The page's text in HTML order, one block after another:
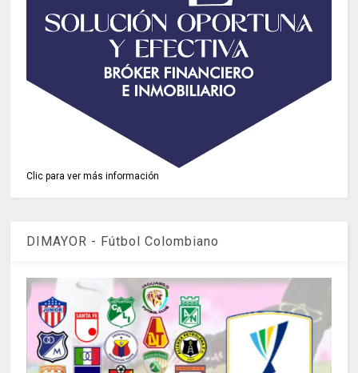
Clic para ver más información
DIMAYOR - Fútbol Colombiano